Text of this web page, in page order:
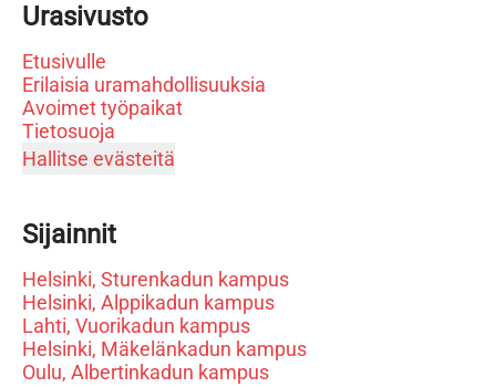
Urasivusto
Etusivulle
Erilaisia uramahdollisuuksia
Avoimet työpaikat
Tietosuoja
Hallitse evästeitä
Sijainnit
Helsinki, Sturenkadun kampus
Helsinki, Alppikadun kampus
Lahti, Vuorikadun kampus
Helsinki, Mäkelänkadun kampus
Oulu, Albertinkadun kampus